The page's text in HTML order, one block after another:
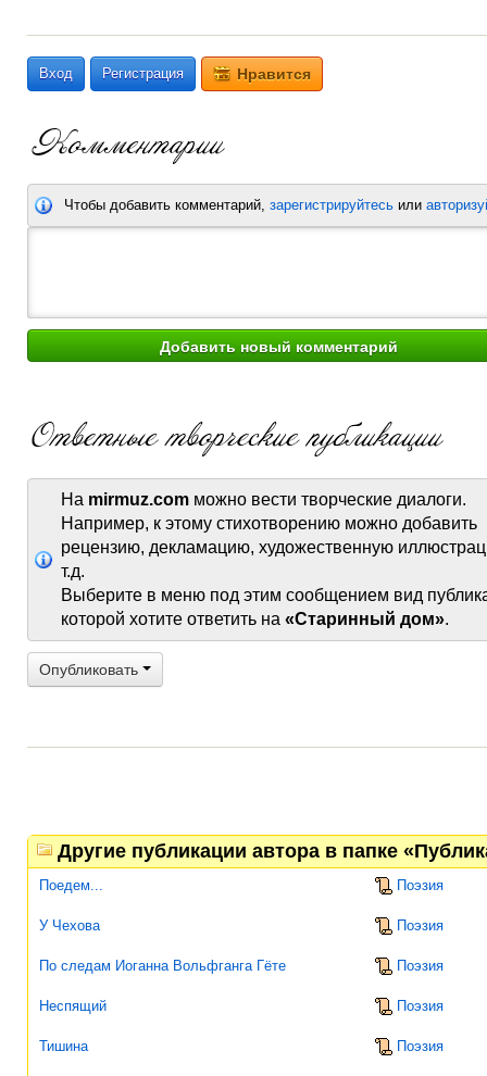
Вход Регистрация Нравится
Чтобы добавить комментарий, зарегистрируйтесь или
На mirmuz.com можно вести творческие диалоги.
Например, к этому стихотворению можно добавить
рецензию, декламацию, художественную
т.д.
Выберите в меню под этим сообщением вид
которой хотите ответить на «Старинный дом».
Опубликовать
Другие публикации автора в папке
Поедем... Поэзия
У Чехова Поэзия
По следам Иоганна Вольфганга Гёте Поэзия
Неспящий Поэзия
Тишина Поэзия